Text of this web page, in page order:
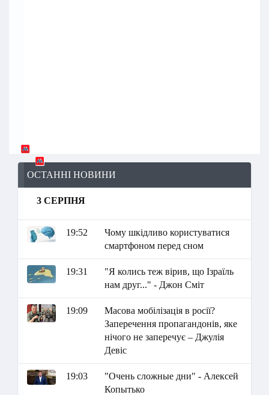
ОСТАННІ НОВИНИ
3 СЕРПНЯ
19:52
Чому шкідливо користуватися
смартфоном перед сном
19:31
"Я колись теж вірив, що Ізраїль
нам друг..." - Джон Сміт
19:09
Масова мобілізація в росії?
Заперечення пропагандонів, яке
нічого не заперечує – Джулія
Девіс
19:03
"Очень сложные дни" - Алексей
Копытько